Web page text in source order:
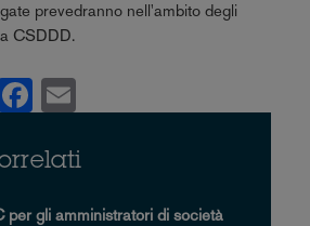
prevedranno nell'ambito degli
CSDDD.
Facebook
per gli amministratori di società